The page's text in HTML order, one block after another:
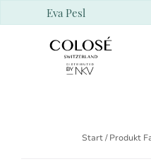
Eva Pesl
Start/ Produkt